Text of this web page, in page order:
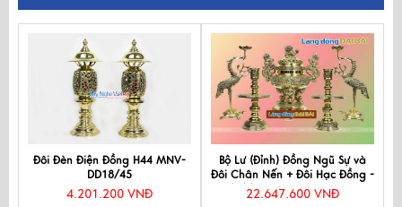
Đôi Đèn Điện Đồng H44 MNV-
DD18/45
4.201.200 VNĐ
Bộ Lư (Đỉnh) Đồng Ngũ Sự và
Đôi Chân Nến + Đôi Hạc Đồng -
Bộ thờ cúng MNV-DD20-55
22.647.600 VNĐ